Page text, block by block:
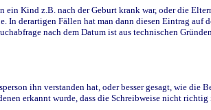
Kind z.B. nach der Geburt krank war, oder die
derartigen Fällen hat man dann diesen Eintrag auf
nach dem Datum ist aus technischen
ihn verstanden hat, oder besser gesagt, wie die
erkannt wurde, dass die Schreibweise nicht